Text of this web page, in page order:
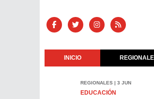
INICIO
REGIONALES | 3 JUN
EDUCACIÓN